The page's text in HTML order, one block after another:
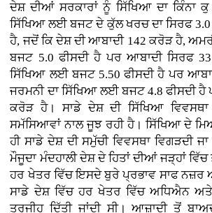
ਦੇਸ਼ ਦੀਆਂ ਸਰਕਾਰਾਂ ਨੂੰ ਸਿੱਖਿਆ ਦਾ ਕਿੰਨਾ
ਸਿੱਖਿਆ ਲਈ ਬਜਟ ਦੇ ਕੁੱਲ ਖਰਚ ਦਾ ਸਿਰਫ
ਹੈ, ਜਦੋਂ ਕਿ ਦੇਸ਼ ਦੀ ਆਬਾਦੀ 142 ਕਰੋੜ ਹੈ,
ਬਜਟ 5.0 ਫੀਸਦੀ ਹੈ ਪਰ ਆਬਾਦੀ ਸਿਰਫ
ਸਿੱਖਿਆ ਲਈ ਬਜਟ 5.50 ਫੀਸਦੀ ਹੈ ਪਰ
ਜਰਮਨੀ ਦਾ ਸਿੱਖਿਆ ਲਈ ਬਜਟ 4.8 ਫੀਸਦੀ ਹੈ
ਕਰੋੜ ਹੈ। ਸਾਡੇ ਦੇਸ਼ ਦੀ ਸਿੱਖਿਆ
ਸਮੱਸਿਆਵਾਂ ਨਾਲ ਜੂਝ ਰਹੀ ਹੈ। ਸਿੱਖਿਆ ਦੇ
ਹੀ ਸਾਡੇ ਦੇਸ਼ ਦੀ ਸਮੁੱਚੀ ਵਿਵਸਥਾ ਵਿਗੜਦੀ
ਮੌਜੂਦਾ ਮੰਦਹਾਲੀ ਦੇਸ਼ ਦੇ ਹਿਤਾਂ ਦੀਆਂ ਜੜ੍ਹਾਂ
ਹਰ ਖੇਤਰ ਵਿੱਚ ਇਸਦੇ ਬੁਰੇ ਪ੍ਰਭਾਵ ਸਾਫ ਨਜ਼ਰ
ਸਾਡੇ ਦੇਸ਼ ਵਿੱਚ ਹਰ ਖੇਤਰ ਵਿੱਚ ਅਧਿਐਨ
ਤਰਜੀਹ ਦਿੱਤੀ ਜਾਂਦੀ ਸੀ। ਆਜ਼ਾਦੀ ਤੋਂ